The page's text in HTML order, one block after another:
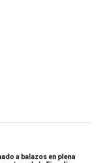
a balazos en plena